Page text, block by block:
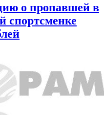
о пропавшей в
спортсменке